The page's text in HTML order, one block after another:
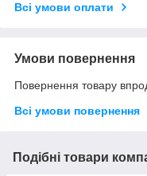
Всі умови оплати
Умови повернення
Повернення товару
Всі умови повернення
Подібні товари